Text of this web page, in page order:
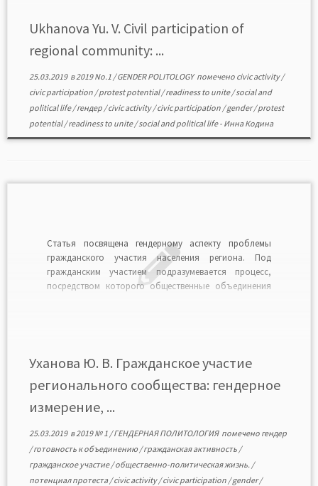
Ukhanova Yu. V. Civil participation of
regional community: ...
25.03.2019в2019 No.1 /GENDER POLITOLOGYпомечено civic activity/
civic participation /protest potential/readiness to unite/social and
political life/гендер /civic activity/civic participation /gender/protest
potential/readiness to unite/social and political life- Инна Кодина
Статья посвящена гендерному аспекту проблемы
гражданского участия населения региона. Под
гражданским участием подразумевается процесс,
посредством которого общественные объединения
общественного мнения жителей Вологодской
области, проводимого Вологодским научным
центром РАН, выявлено, […]
Уханова Ю. В. Гражданское участие
регионального сообщества: гендерное
измерение, ...
25.03.2019в2019 № 1 /ГЕНДЕРНАЯ ПОЛИТОЛОГИЯ помечено гендер
/готовность к объединению /гражданская активность /
гражданское участие/общественно-политическая жизнь. /
потенциал протеста/civic activity/civic participation /gender/